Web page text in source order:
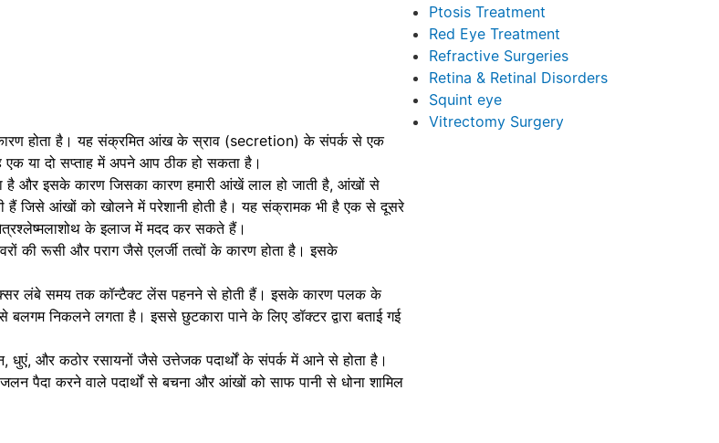
कारण होता है। यह संक्रमित आंख के स्राव (secretion) के संपर्क से एक
या दो सप्ताह में अपने आप ठीक हो सकता है।
है और इसके कारण जिसका कारण हमारी आंखें लाल हो जाती है, आंखों से
हैं जिसे आंखों को खोलने में परेशानी होती है। यह संक्रामक भी है एक से दूसरे
नेत्रश्लेष्मलाशोथ के इलाज में मदद कर सकते हैं।
की रूसी और पराग जैसे एलर्जी तत्वों के कारण होता है। इसके
लंबे समय तक कॉन्टैक्ट लेंस पहनने से होती हैं। इसके कारण पलक के
निकलने लगता है। इससे छुटकारा पाने के लिए डॉक्टर द्वारा बताई गई
धुएं, और कठोर रसायनों जैसे उत्तेजक पदार्थों के संपर्क में आने से होता है।
करने वाले पदार्थों से बचना और आंखों को साफ पानी से धोना शामिल
Ptosis Treatment
Red Eye Treatment
Refractive Surgeries
Retina & Retinal Disorders
Squint eye
Vitrectomy Surgery